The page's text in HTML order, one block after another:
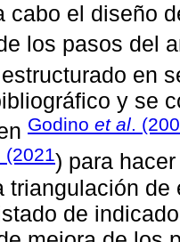
cabo el diseño
los pasos del
en
y se
Godino et al.
(2021) para
triangulación
de